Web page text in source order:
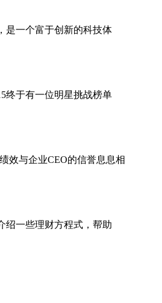
是一个富于创新的科技体
终于有一位明星挑战榜单
效与企业CEO的信誉息息相
绍一些理财方程式，帮助